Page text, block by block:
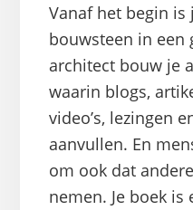
Vanaf het begin is
bouwsteen in een
architect bouw je
waarin blogs,
video’s, lezingen
aanvullen. En
om ook dat
nemen. Je boek